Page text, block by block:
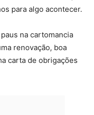
para algo acontecer.
na cartomancia
renovação, boa
carta de obrigações